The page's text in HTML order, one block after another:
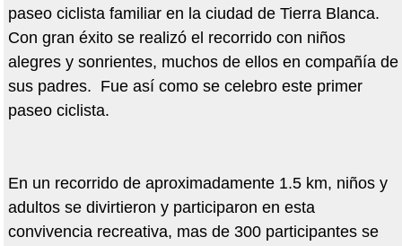
paseo ciclista familiar en la ciudad de Tierra Blanca.
Con gran éxito se realizó el recorrido con niños
alegres y sonrientes, muchos de ellos en compañía de
sus padres. Fue así como se celebro este primer
paseo ciclista.
En un recorrido de aproximadamente 1.5 km, niños y
adultos se divirtieron y participaron en esta
convivencia recreativa, mas de 300 participantes se